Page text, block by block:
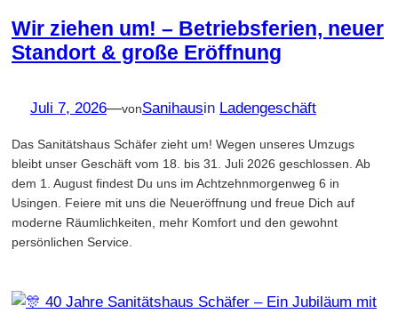
Wir ziehen um! – Betriebsferien, neuer
Standort & große Eröffnung
Juli 7, 2026—vonSanihausin Ladengeschäft
Das Sanitätshaus Schäfer zieht um! Wegen unseres Umzugs
bleibt unser Geschäft vom 18. bis 31. Juli 2026 geschlossen. Ab
dem 1. August findest Du uns im Achtzehnmorgenweg 6 in
Usingen. Feiere mit uns die Neueröffnung und freue Dich auf
moderne Räumlichkeiten, mehr Komfort und den gewohnt
persönlichen Service.